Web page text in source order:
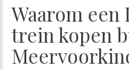
Waarom
trein kopen